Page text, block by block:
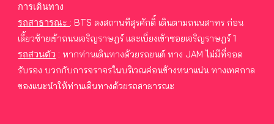
การเดินทาง
รถสาธารณะ:BTS ลงสถานทีสุรศักดิ์ เดินตามถนนสาทร ก่อน
เลี้ยวซ้ายเข้าถนนเจริญราษฏร์ และเบี่ยงเข้าซอยเจริญราษฏร์ 1
รถส่วนตัว : หากท่านเดินทางด้วยรถยนต์ ทาง JAM ไม่มีที่จอด
รับรอง บวกกับการจราจรในบริเวณค่อนข้างหนาแน่น ทางเทศกาล
ของแนะนำให้ท่านเดินทางด้วยรถสาธารณะ